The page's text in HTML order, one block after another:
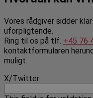
Vores rådgiver sidder
uforpligtende.
Ring til os på tlf. +45 76
kontaktformularen
muligt.
X/Twitter